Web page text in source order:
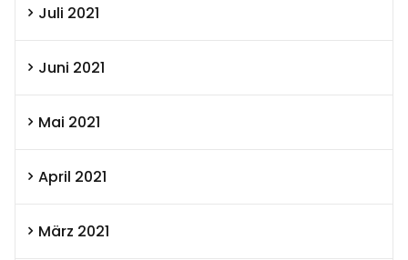
Juli 2021
Juni 2021
Mai 2021
April 2021
März 2021